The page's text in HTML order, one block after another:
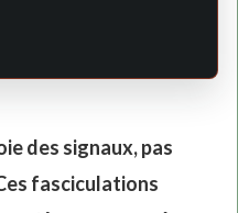
des signaux, pas
fasciculations